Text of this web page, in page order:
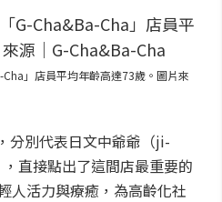
」店員平均年齡高達73歲。圖片來
分別代表日文中爺爺（ji-
直接點出了這間店最重要的
人活力與療癒，為高齡化社